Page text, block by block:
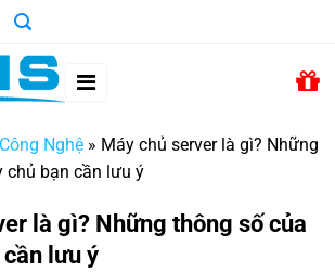
Nghệ » Máy chủ server là gì? Những
chủ bạn cần lưu ý
là gì? Những thông số của
lưu ý